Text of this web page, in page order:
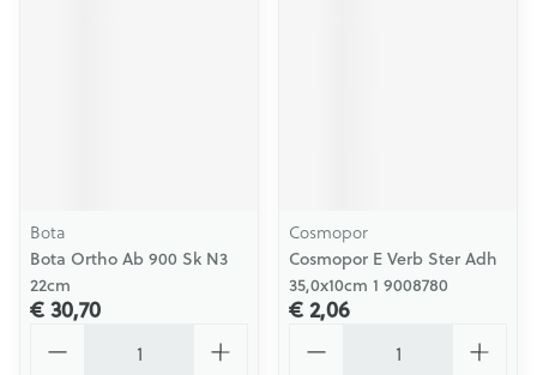
Bota
Bota Ortho Ab 900 Sk N3
22cm
€ 30,70
Cosmopor
Cosmopor E Verb Ster Adh
35,0x10cm 1 9008780
€ 2,06